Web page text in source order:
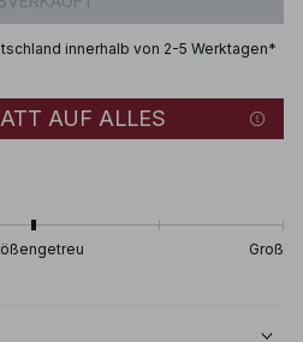
innerhalb von 2-5 Werktagen*
AUF ALLES
Groß